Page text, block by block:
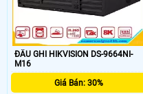
ĐẦU GHI HIKVISION DS-9664NI-
M16
Giá Bán: 30%